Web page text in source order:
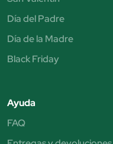
Día del Padre
Día de la Madre
Black Friday
Ayuda
FAQ